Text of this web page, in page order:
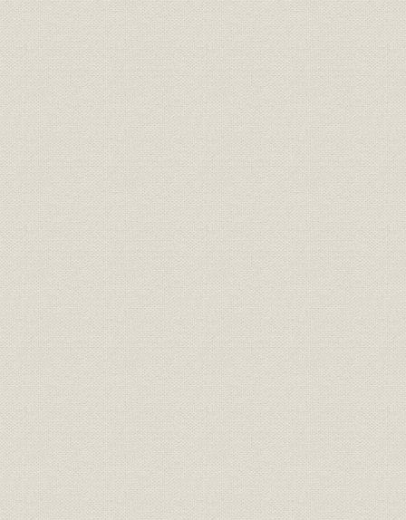
第1節 2工場体制のスタート
1. 晒クラフト法の導入に先鞭
2. 米子工場の建設
第2節 BKP、DKP全社増産体制の確立
1. 米子工場生産倍増に向けて
2. 日南工場の改新
第3節 高級塗工紙分野への進出
1. 加工度付加価値の向上を目指して
2. 塗工紙生産体制の確立
第3章 経営合理化の取組み 1963年―1968年
第1節 経営環境悪化への対処
1. 経営体質改善努力
2. 労使関係正常化を目指して
第2節 生産規模の拡大と高級塗工紙技術の確立